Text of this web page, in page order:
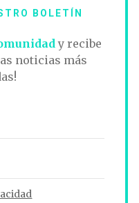
BOLETÍN
y recibe
noticias más